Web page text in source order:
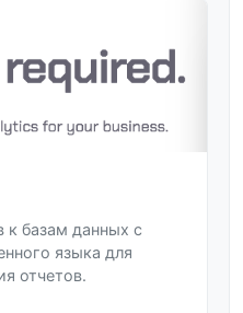
к базам данных с
языка для
отчетов.